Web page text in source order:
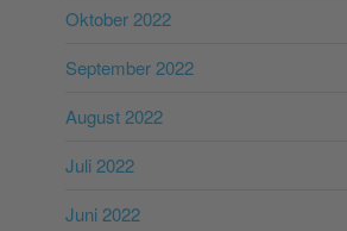
Oktober 2022
September 2022
August 2022
Juli 2022
Juni 2022